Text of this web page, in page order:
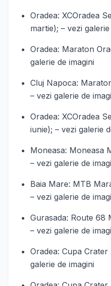
Oradea: XCOradea
martie); – vezi
Oradea: Maraton
galerie de imagini
Cluj Napoca:
– vezi galerie de
Oradea: XCOradea
iunie); – vezi galerie
Moneasa: Moneasa
– vezi galerie de
Baia Mare: MTB
– vezi galerie de
Gurasada: Route 68
– vezi galerie de
Oradea: Cupa Crater
galerie de imagini